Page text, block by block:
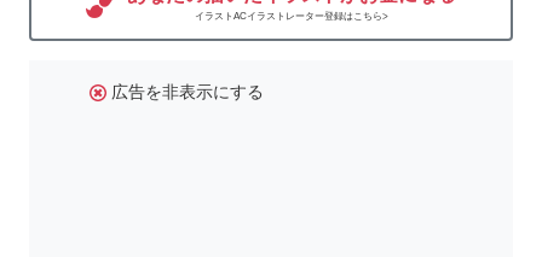
イラストACイラストレーター登録はこちら>
広告を非表示にする